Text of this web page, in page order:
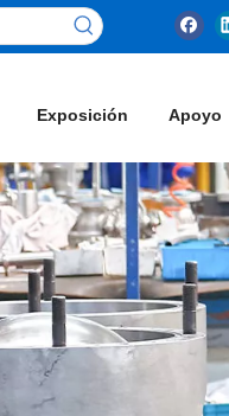
Exposición Apoyo